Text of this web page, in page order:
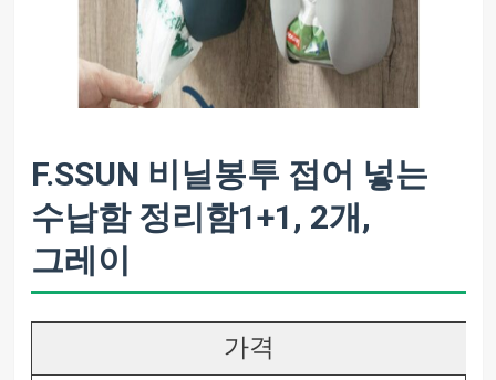
F.SSUN 비닐봉투 접어 넣는
수납함 정리함1+1, 2개,
그레이
가격